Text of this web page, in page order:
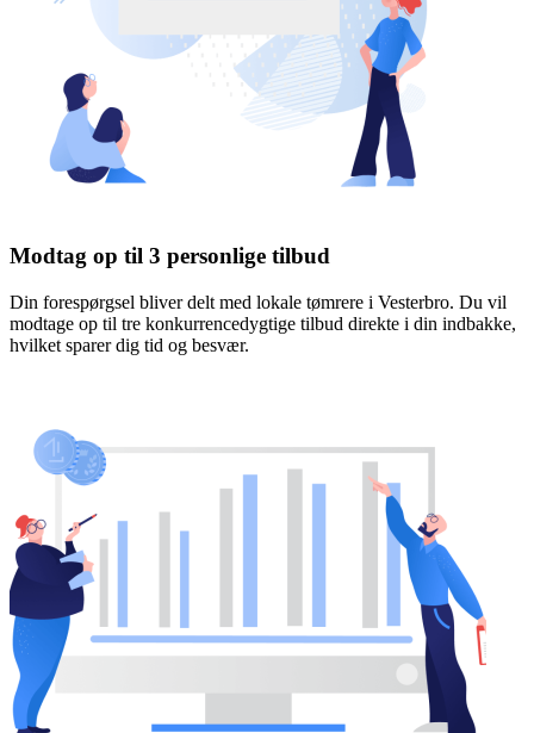
Modtag op til 3 personlige tilbud
Din forespørgsel bliver delt med lokale tømrere i Vesterbro. Du vil
modtage op til tre konkurrencedygtige tilbud direkte i din indbakke,
hvilket sparer dig tid og besvær.